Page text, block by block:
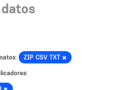
ZIP CSV TXT